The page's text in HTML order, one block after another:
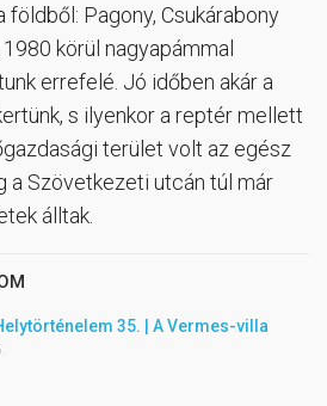
földből: Pagony, Csukárabony
körül nagyapámmal
errefelé. Jó időben akár a
s ilyenkor a reptér mellett
terület volt az egész
a Szövetkezeti utcán túl már
álltak.
35. | A Vermes-villa